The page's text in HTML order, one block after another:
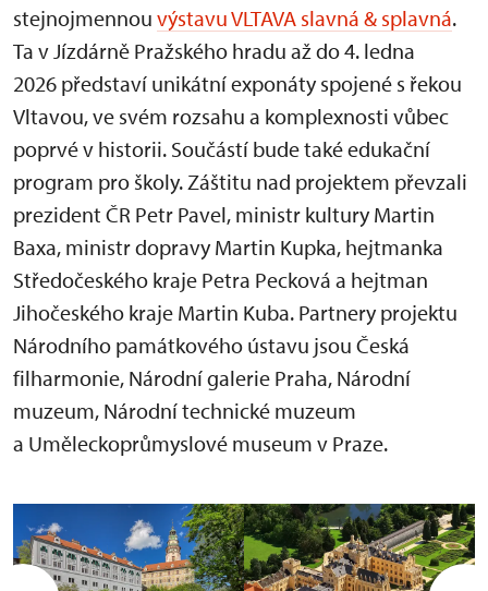
stejnojmennou výstavu VLTAVA slavná & splavná.
Ta v Jízdárně Pražského hradu až do 4. ledna
2026 představí unikátní exponáty spojené s řekou
Vltavou, ve svém rozsahu a komplexnosti vůbec
poprvé v historii. Součástí bude také edukační
program pro školy. Záštitu nad projektem převzali
prezident ČR Petr Pavel, ministr kultury Martin
Baxa, ministr dopravy Martin Kupka, hejtmanka
Středočeského kraje Petra Pecková a hejtman
Jihočeského kraje Martin Kuba. Partnery projektu
Národního památkového ústavu jsou Česká
filharmonie, Národní galerie Praha, Národní
muzeum, Národní technické muzeum
a Uměleckoprůmyslové museum v Praze.